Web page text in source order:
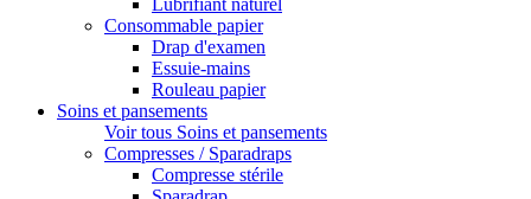
Lubrifiant naturel
Consommable papier
Drap d'examen
Essuie-mains
Rouleau papier
Soins et pansements
Voir tous Soins et pansements
Compresses / Sparadraps
Compresse stérile